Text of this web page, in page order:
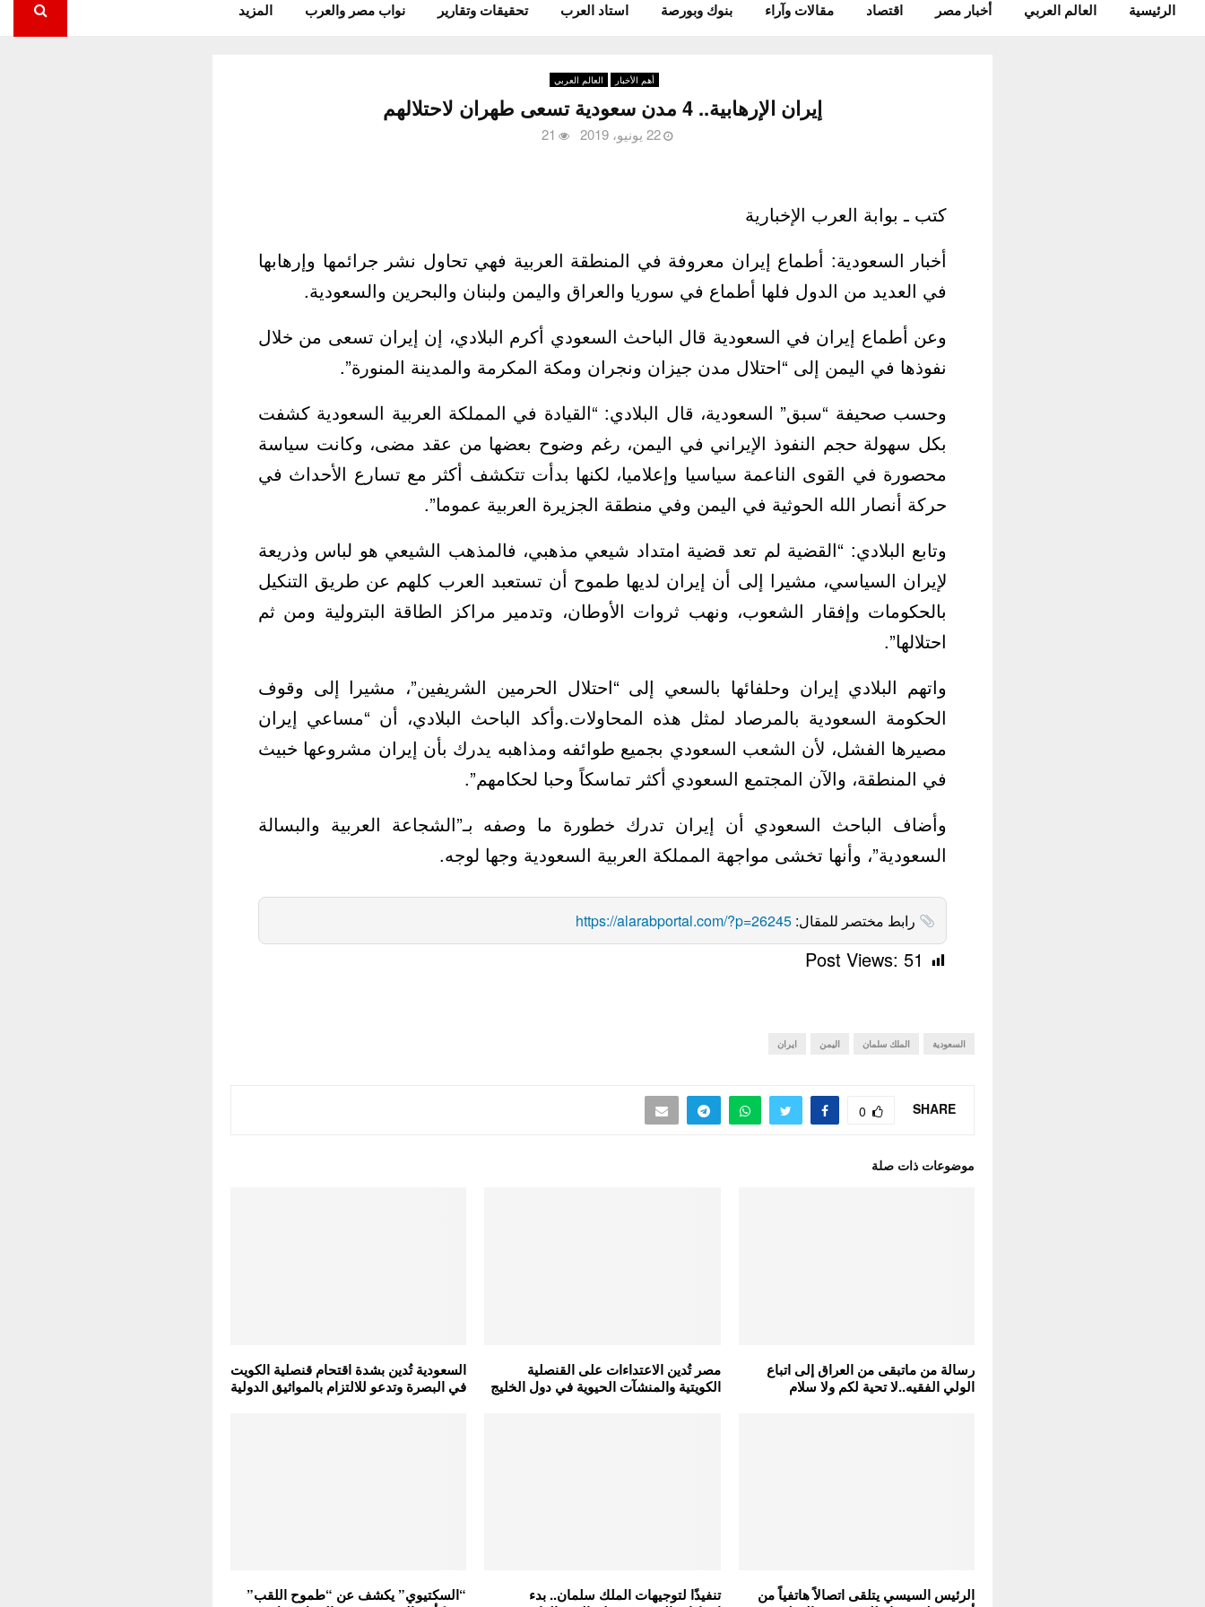
الرئيسية العالم العربي أخبار مصر اقتصاد مقالات وآراء بنوك وبورصة استاد العرب تحقيقات وتقارير نواب مصر والعرب المزيد
أهم الأخبار العالم العربي
إيران الإرهابية.. 4 مدن سعودية تسعى طهران لاحتلالهم
22 يونيو، 2019 21
كتب ـ بوابة العرب الإخبارية
أخبار السعودية: أطماع إيران معروفة في المنطقة العربية فهي تحاول نشر جرائمها وإرهابها
في العديد من الدول فلها أطماع في سوريا والعراق واليمن ولبنان والبحرين والسعودية.
وعن أطماع إيران في السعودية قال الباحث السعودي أكرم البلادي، إن إيران تسعى من خلال
نفوذها في اليمن إلى “احتلال مدن جيزان ونجران ومكة المكرمة والمدينة المنورة”.
وحسب صحيفة “سبق” السعودية، قال البلادي: “القيادة في المملكة العربية السعودية كشفت
بكل سهولة حجم النفوذ الإيراني في اليمن، رغم وضوح بعضها من عقد مضى، وكانت سياسة
محصورة في القوى الناعمة سياسيا وإعلاميا، لكنها بدأت تتكشف أكثر مع تسارع الأحداث في
حركة أنصار الله الحوثية في اليمن وفي منطقة الجزيرة العربية عموما”.
وتابع البلادي: “القضية لم تعد قضية امتداد شيعي مذهبي، فالمذهب الشيعي هو لباس وذريعة
لإيران السياسي، مشيرا إلى أن إيران لديها طموح أن تستعبد العرب كلهم عن طريق التنكيل
بالحكومات وإفقار الشعوب، ونهب ثروات الأوطان، وتدمير مراكز الطاقة البترولية ومن ثم
احتلالها”.
واتهم البلادي إيران وحلفائها بالسعي إلى “احتلال الحرمين الشريفين”، مشيرا إلى وقوف
الحكومة السعودية بالمرصاد لمثل هذه المحاولات.وأكد الباحث البلادي، أن “مساعي إيران
مصيرها الفشل، لأن الشعب السعودي بجميع طوائفه ومذاهبه يدرك بأن إيران مشروعها خبيث
في المنطقة، والآن المجتمع السعودي أكثر تماسكاً وحبا لحكامهم”.
وأضاف الباحث السعودي أن إيران تدرك خطورة ما وصفه بـ”الشجاعة العربية والبسالة
السعودية”، وأنها تخشى مواجهة المملكة العربية السعودية وجها لوجه.
رابط مختصر للمقال:https://alarabportal.com/?p=26245
Post Views: 51
السعودية الملك سلمان اليمن ايران
SHARE
0
موضوعات ذات صلة
رسالة من ماتبقى من العراق إلى اتباع
الولي الفقيه..لا تحية لكم ولا سلام
مصر تُدين الاعتداءات على القنصلية
الكويتية والمنشآت الحيوية في دول الخليج
السعودية تُدين بشدة اقتحام قنصلية الكويت
في البصرة وتدعو للالتزام بالمواثيق الدولية
الرئيس السيسي يتلقى اتصالاً هاتفياً من
تنفيذًا لتوجيهات الملك سلمان.. بدء
“السكتيوي” يكشف عن “طموح اللقب”